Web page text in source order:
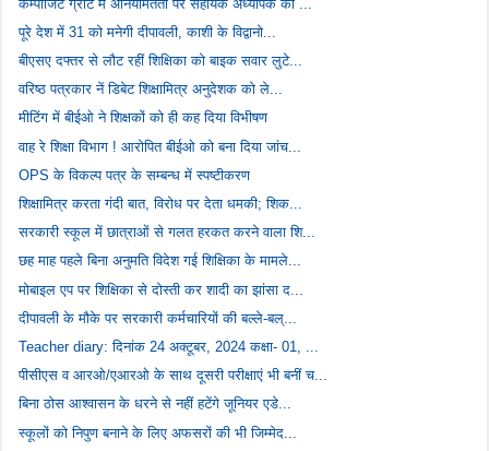
कम्पोजिट ग्रांट में अनियमितता पर सहायक अध्यापक की ...
पूरे देश में 31 को मनेगी दीपावली, काशी के विद्वानो...
बीएसए दफ्तर से लौट रहीं शिक्षिका को बाइक सवार लुटे...
वरिष्ठ पत्रकार नें डिबेट शिक्षामित्र अनुदेशक को ले...
मीटिंग में बीईओ ने शिक्षकों को ही कह दिया विभीषण
वाह रे शिक्षा विभाग ! आरोपित बीईओ को बना दिया जांच...
OPS के विकल्प पत्र के सम्बन्ध में स्पष्टीकरण
शिक्षामित्र करता गंदी बात, विरोध पर देता धमकी; शिक...
सरकारी स्कूल में छात्राओं से गलत हरकत करने वाला शि...
छह माह पहले बिना अनुमति विदेश गई शिक्षिका के मामले...
मोबाइल एप पर शिक्षिका से दोस्ती कर शादी का झांसा द...
दीपावली के मौके पर सरकारी कर्मचारियों की बल्ले-बल्...
Teacher diary: दिनांक 24 अक्टूबर, 2024 कक्षा- 01, ...
पीसीएस व आरओ/एआरओ के साथ दूसरी परीक्षाएं भी बनीं च...
बिना ठोस आश्वासन के धरने से नहीं हटेंगे जूनियर एडे...
स्कूलों को निपुण बनाने के लिए अफसरों की भी जिम्मेद...